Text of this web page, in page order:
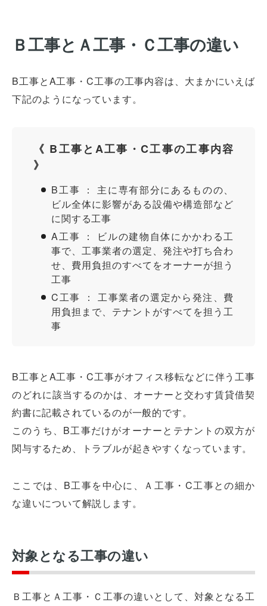
Ｂ工事とＡ工事・Ｃ工事の違い
B工事とA工事・C工事の工事内容は、大まかにいえば
下記のようになっています。
《 B工事とA工事・C工事の工事内容
》
B工事 ： 主に専有部分にあるものの、
ビル全体に影響がある設備や構造部など
に関する工事
A工事 ： ビルの建物自体にかかわる工
事で、工事業者の選定、発注や打ち合わ
せ、費用負担のすべてをオーナーが担う
工事
C工事 ： 工事業者の選定から発注、費
用負担まで、テナントがすべてを担う工
事
B工事とA工事・C工事がオフィス移転などに伴う工事
のどれに該当するのかは、オーナーと交わす賃貸借契
約書に記載されているのが一般的です。
このうち、B工事だけがオーナーとテナントの双方が
関与するため、トラブルが起きやすくなっています。
ここでは、B工事を中心に、Ａ工事・C工事との細か
な違いについて解説します。
対象となる工事の違い
Ｂ工事とＡ工事・Ｃ工事の違いとして、対象となる工